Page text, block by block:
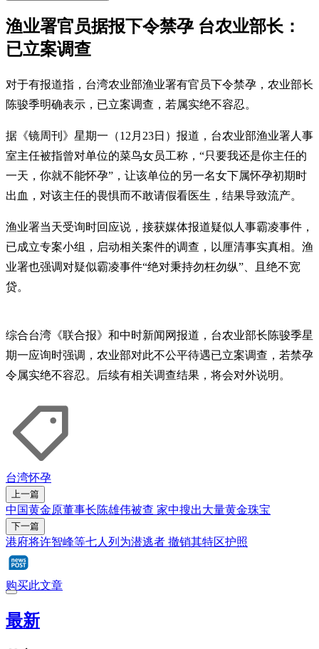
渔业署官员据报下令禁孕 台农业部长：
已立案调查
对于有报道指，台湾农业部渔业署有官员下令禁孕，农业部长
陈骏季明确表示，已立案调查，若属实绝不容忍。
据《镜周刊》星期一（12月23日）报道，台农业部渔业署人事
室主任被指曾对单位的菜鸟女员工称，“只要我还是你主任的
一天，你就不能怀孕”，让该单位的另一名女下属怀孕初期时
出血，对该主任的畏惧而不敢请假看医生，结果导致流产。
渔业署当天受询时回应说，接获媒体报道疑似人事霸凌事件，
已成立专案小组，启动相关案件的调查，以厘清事实真相。渔
业署也强调对疑似霸凌事件“绝对秉持勿枉勿纵”、且绝不宽
贷。
综合台湾《联合报》和中时新闻网报道，台农业部长陈骏季星
期一应询时强调，农业部对此不公平待遇已立案调查，若禁孕
令属实绝不容忍。后续有相关调查结果，将会对外说明。
台湾怀孕
上一篇
中国黄金原董事长陈雄伟被查 家中搜出大量黄金珠宝
下一篇
港府将许智峰等七人列为潜逃者 撤销其特区护照
购买此文章
最新